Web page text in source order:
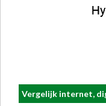
Vergelijk internet,